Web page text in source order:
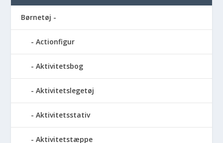
Børnetøj -
Actionfigur
Aktivitetsbog
Aktivitetslegetøj
Aktivitetsstativ
Aktivitetstæppe